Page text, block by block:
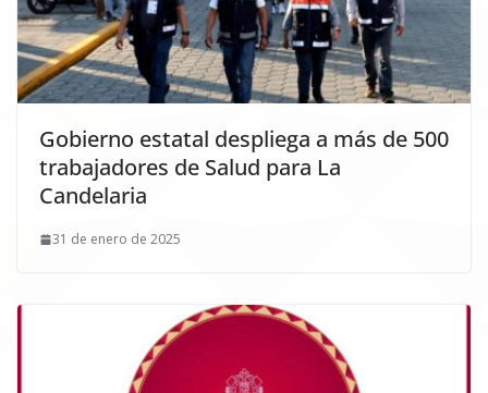
Gobierno estatal despliega a más de 500
trabajadores de Salud para La
Candelaria
31 de enero de 2025